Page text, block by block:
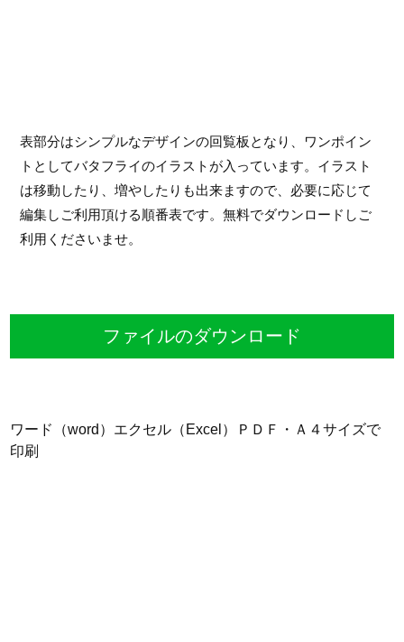
表部分はシンプルなデザインの回覧板となり、ワンポイン
トとしてバタフライのイラストが入っています。イラスト
は移動したり、増やしたりも出来ますので、必要に応じて
編集しご利用頂ける順番表です。無料でダウンロードしご
利用くださいませ。
ファイルのダウンロード
ワード（word）エクセル（Excel）ＰＤＦ・Ａ４サイズで
印刷